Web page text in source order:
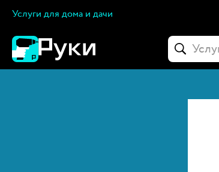
Услуги для дома и дачи